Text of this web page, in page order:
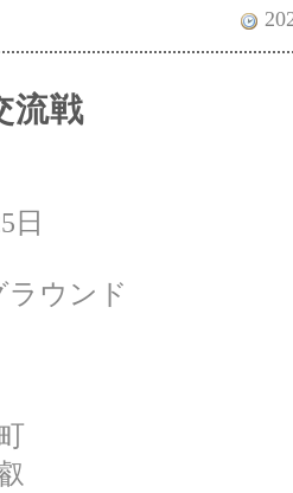
流戦
日
ラウンド